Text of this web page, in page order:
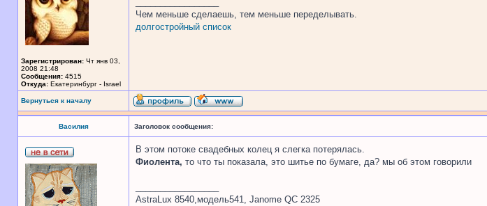
Зарегистрирован: Чт янв 03,
2008 21:48
Сообщения: 4515
Откуда: Екатеринбург - Israel
Чем меньше сделаешь, тем меньше переделывать.
долгостройный список
Вернуться к началу
Василия Заголовок сообщения:
В этом потоке свадебных колец я слегка потерялась.
Фиолента, то что ты показала, это шитье по бумаге, да? мы об этом говорили
AstraLux 8540,модель541, Janome QC 2325